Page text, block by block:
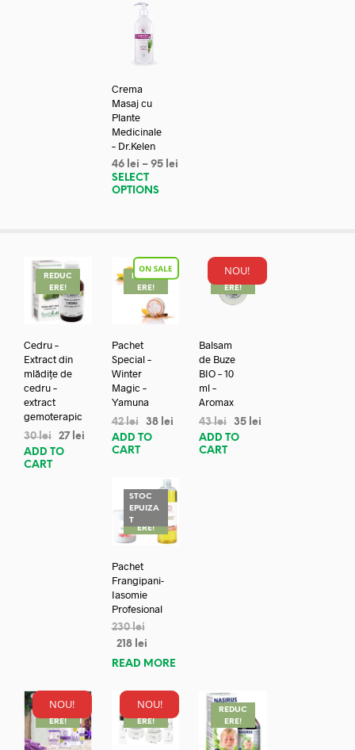
Crema
Masaj cu
Plante
Medicinale
– Dr.Kelen
46 lei – 95 lei
SELECT
OPTIONS
REDUC
ERE!
Cedru –
Extract din
mlădițe de
cedru –
extract
gemoterapic
30lei 27 lei
ADD TO
CART
REDUC
ERE!
Pachet
Special –
Winter
Magic –
Yamuna
42lei 38 lei
ADD TO
CART
NOU!
REDUC
ERE!
Balsam
de Buze
BIO – 10
ml –
Aromax
43lei 35 lei
ADD TO
CART
STOC
EPUIZA
TREDUC
ERE!
Pachet
Frangipani-
Iasomie
Profesional
230lei
218 lei
READ MORE
NOU!
REDUC
ERE!
NOU!
REDUC
ERE!
REDUC
ERE!